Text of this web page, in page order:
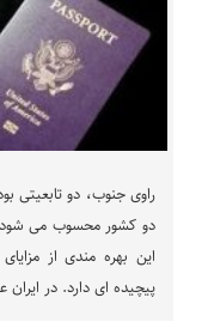
راوی جنوب، دو تابعیتی
دو کشور محسوب می شود،
این بهره مندی از
پیچیده ای دارد. در ایران